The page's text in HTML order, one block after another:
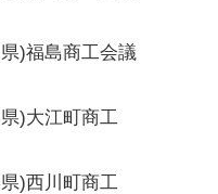
)福島商工会議
)大江町商工
)西川町商工